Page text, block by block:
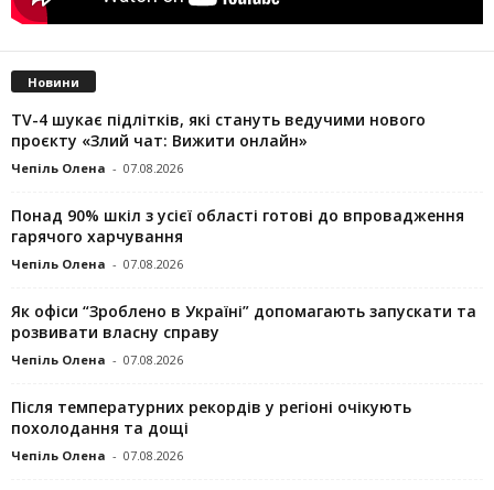
Новини
TV-4 шукає підлітків, які стануть ведучими нового
проєкту «Злий чат: Вижити онлайн»
Чепіль Олена - 07.08.2026
Понад 90% шкіл з усієї області готові до впровадження
гарячого харчування
Чепіль Олена - 07.08.2026
Як офіси “Зроблено в Україні” допомагають запускaти та
розвивати власну справу
Чепіль Олена - 07.08.2026
Після температурних рекордів у регіоні очікують
похолодання та дощі
Чепіль Олена - 07.08.2026